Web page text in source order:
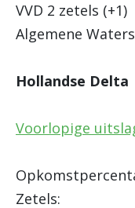
VVD 2 zetels (+1)
Algemene
Hollandse Delta
Voorlopige
Zetels: